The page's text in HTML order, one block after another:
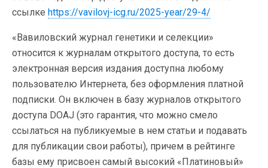
ссылке https://vavilovj-icg.ru/2025-year/29-4/
«Вавиловский журнал генетики и селекции»
относится к журналам открытого доступа, то есть
электронная версия издания доступна любому
пользователю Интернета, без оформления платной
подписки. Он включен в базу журналов открытого
доступа DOAJ (это гарантия, что можно смело
ссылаться на публикуемые в нем статьи и подавать
для публикации свои работы), причем в рейтинге
базы ему присвоен самый высокий «Платиновый»